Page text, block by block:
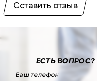
Оставить отзыв
ЕСТЬ
Ваш телефон